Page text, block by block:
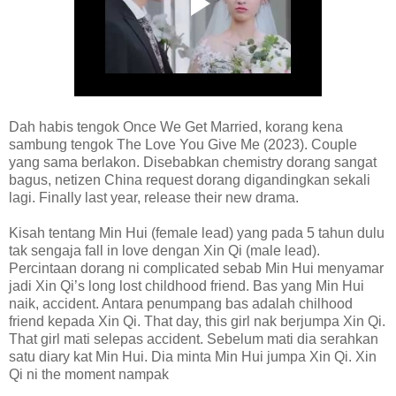
Dah habis tengok Once We Get Married, korang kena
sambung tengok The Love You Give Me (2023). Couple
yang sama berlakon. Disebabkan chemistry dorang sangat
bagus, netizen China request dorang digandingkan sekali
lagi. Finally last year, release their new drama.
Kisah tentang Min Hui (female lead) yang pada 5 tahun dulu
tak sengaja fall in love dengan Xin Qi (male lead).
Percintaan dorang ni complicated sebab Min Hui menyamar
jadi Xin Qi’s long lost childhood friend. Bas yang Min Hui
naik, accident. Antara penumpang bas adalah chilhood
friend kepada Xin Qi. That day, this girl nak berjumpa Xin Qi.
That girl mati selepas accident. Sebelum mati dia serahkan
satu diary kat Min Hui. Dia minta Min Hui jumpa Xin Qi. Xin
Qi ni the moment nampak